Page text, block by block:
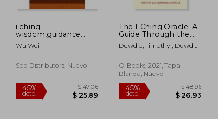
i ching
wisdom,guidance
from the book of
changes
Wu Wei
Scb Distributors, Nuevo
The I Ching Oracle: A
Guide Through the
Human Maze (en
Inglés)
Dowdle, Timothy ; Dowdle,
O-Books, 2021, Tapa
Blanda, Nuevo